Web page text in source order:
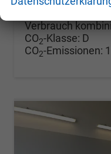
Verbrauch
CO2-Klasse: D
CO2-Emissionen: